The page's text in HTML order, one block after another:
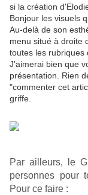
si la création
Bonjour les visuels
Au-delà de son
menu situé à droite
toutes les rubriques
J'aimerai bien que
présentation. Rien
"commenter cet
griffe.
Par ailleurs, le
personnes pour
Pour ce faire :